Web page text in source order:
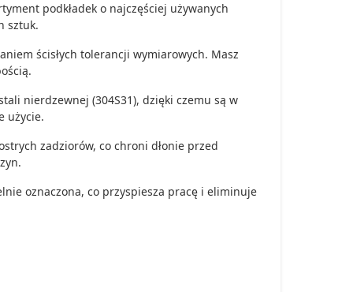
podkładek o najczęściej używanych
sztuk.
ścisłych tolerancji wymiarowych. Masz
nierdzewnej (304S31), dzięki czemu są w
użycie.
zadziorów, co chroni dłonie przed
oznaczona, co przyspiesza pracę i eliminuje